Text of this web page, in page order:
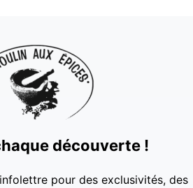
découverte !
pour des exclusivités, des